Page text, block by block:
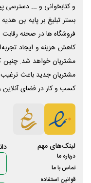
و کتابخوانی و ... دسترسی
بستر تبلیغ بر پایه بن
فروشگاه ها در صحنه
کاهش هزینه و ایجاد
مشتریان خواهد شد.
مشتریان جدید باعث
کسب و کار در فضای
لینک‌های مهم
درباره ما
تماس با ما
قوانین استفاده